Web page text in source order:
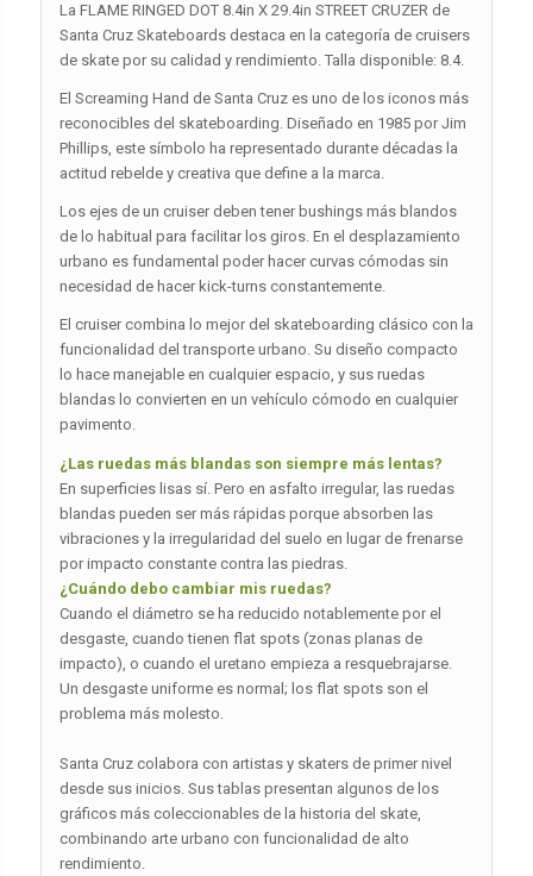
La FLAME RINGED DOT 8.4in X 29.4in STREET CRUZER de
Santa Cruz Skateboards destaca en la categoría de cruisers
de skate por su calidad y rendimiento. Talla disponible: 8.4.
El Screaming Hand de Santa Cruz es uno de los iconos más
reconocibles del skateboarding. Diseñado en 1985 por Jim
Phillips, este símbolo ha representado durante décadas la
actitud rebelde y creativa que define a la marca.
Los ejes de un cruiser deben tener bushings más blandos
de lo habitual para facilitar los giros. En el desplazamiento
urbano es fundamental poder hacer curvas cómodas sin
necesidad de hacer kick-turns constantemente.
El cruiser combina lo mejor del skateboarding clásico con la
funcionalidad del transporte urbano. Su diseño compacto
lo hace manejable en cualquier espacio, y sus ruedas
blandas lo convierten en un vehículo cómodo en cualquier
pavimento.
¿Las ruedas más blandas son siempre más lentas?
En superficies lisas sí. Pero en asfalto irregular, las ruedas
blandas pueden ser más rápidas porque absorben las
vibraciones y la irregularidad del suelo en lugar de frenarse
por impacto constante contra las piedras.
¿Cuándo debo cambiar mis ruedas?
Cuando el diámetro se ha reducido notablemente por el
desgaste, cuando tienen flat spots (zonas planas de
impacto), o cuando el uretano empieza a resquebrajarse.
Un desgaste uniforme es normal; los flat spots son el
problema más molesto.
Santa Cruz colabora con artistas y skaters de primer nivel
desde sus inicios. Sus tablas presentan algunos de los
gráficos más coleccionables de la historia del skate,
combinando arte urbano con funcionalidad de alto
rendimiento.